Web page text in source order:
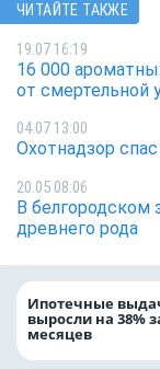
ЧИТАЙТЕ ТАКЖЕ
19.07 16:19
16 000
от смертельной
04.07 13:00
Охотнадзор
20.05 08:06
В белгородском
древнего рода
Ипотечные
выросли на 38%
месяцев